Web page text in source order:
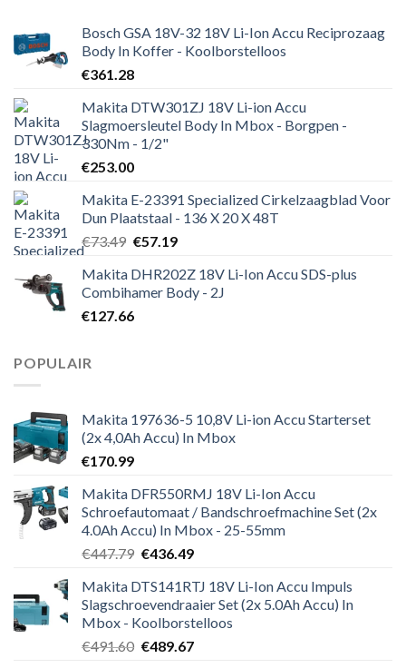
Bosch GSA 18V-32 18V Li-Ion Accu Reciprozaag
Body In Koffer - Koolborstelloos
€361.28
Makita DTW301ZJ 18V Li-ion Accu
Slagmoersleutel Body In Mbox - Borgpen -
330Nm - 1/2"
€253.00
Makita E-23391 Specialized Cirkelzaagblad Voor
Dun Plaatstaal - 136 X 20 X 48T
€73.49 Oorspronkelijke
was:
€73.49.
€57.19Huidige
is:
€57.19.
Makita DHR202Z 18V Li-Ion Accu SDS-plus
Combihamer Body - 2J
€127.66
POPULAIR
Makita 197636-5 10,8V Li-ion Accu Starterset
(2x 4,0Ah Accu) In Mbox
€170.99
Makita DFR550RMJ 18V Li-Ion Accu
Schroefautomaat / Bandschroefmachine Set (2x
4.0Ah Accu) In Mbox - 25-55mm
€447.79 Oorspronkelijke
was:
€447.79.
€436.49Huidige
is:
€436.49.
Makita DTS141RTJ 18V Li-Ion Accu Impuls
Slagschroevendraaier Set (2x 5.0Ah Accu) In
Mbox - Koolborstelloos
€491.60 Oorspronkelijke
€489.67Huidige